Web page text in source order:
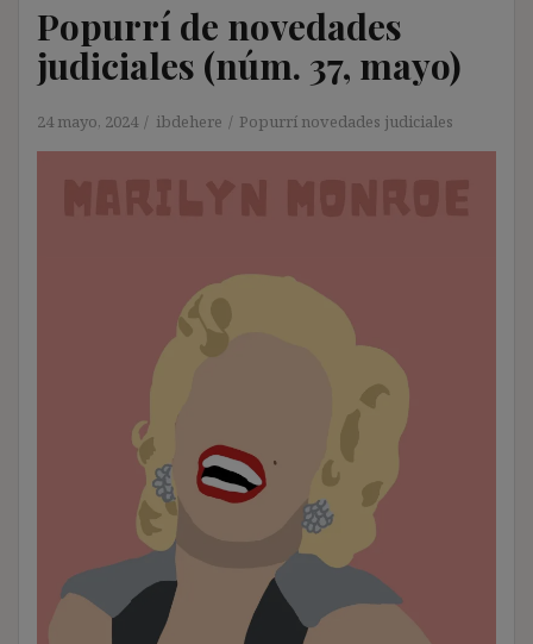
Popurrí de novedades
judiciales (núm. 37, mayo)
24 mayo, 2024 ibdehere Popurrí novedades judiciales